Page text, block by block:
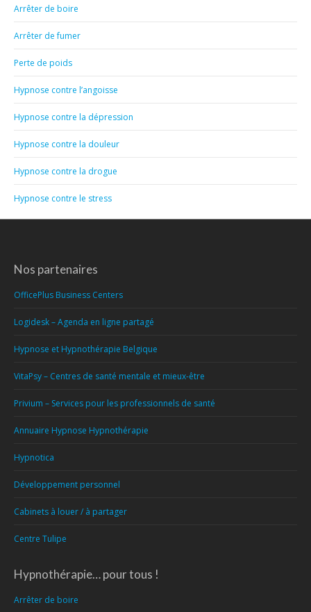
Arrêter de boire
Arrêter de fumer
Perte de poids
Hypnose contre l’angoisse
Hypnose contre la dépression
Hypnose contre la douleur
Hypnose contre la drogue
Hypnose contre le stress
Nos partenaires
OfficePlus Business Centers
Logidesk – Agenda en ligne partagé
Hypnose et Hypnothérapie Belgique
VitaPsy – Centres de santé mentale et mieux-être
Privium – Services pour les professionnels de santé
Annuaire Hypnose Hypnothérapie
Hypnotica
Développement personnel
Cabinets à louer / à partager
Centre Tulipe
Hypnothérapie… pour tous !
Arrêter de boire